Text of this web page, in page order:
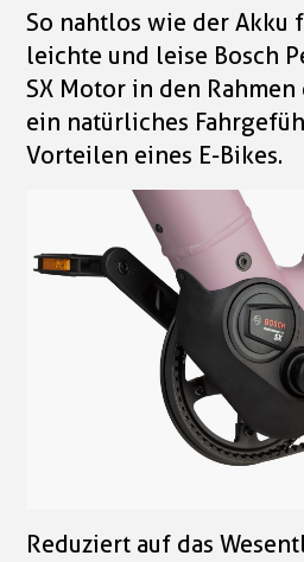
So nahtlos wie der Akku
leichte und leise Bosch
SX Motor in den
ein natürliches
Vorteilen eines E-Bikes.
Reduziert auf das